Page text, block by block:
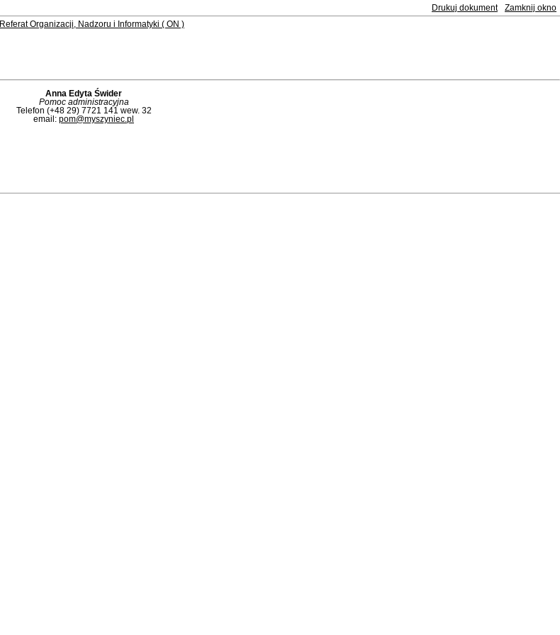
Zamknij okno
Drukuj dokument
Referat Organizacji, Nadzoru i Informatyki ( ON )
Anna Edyta Świder
Pomoc administracyjna
Telefon (+48 29) 7721 141 wew. 32
email: pom@myszyniec.pl